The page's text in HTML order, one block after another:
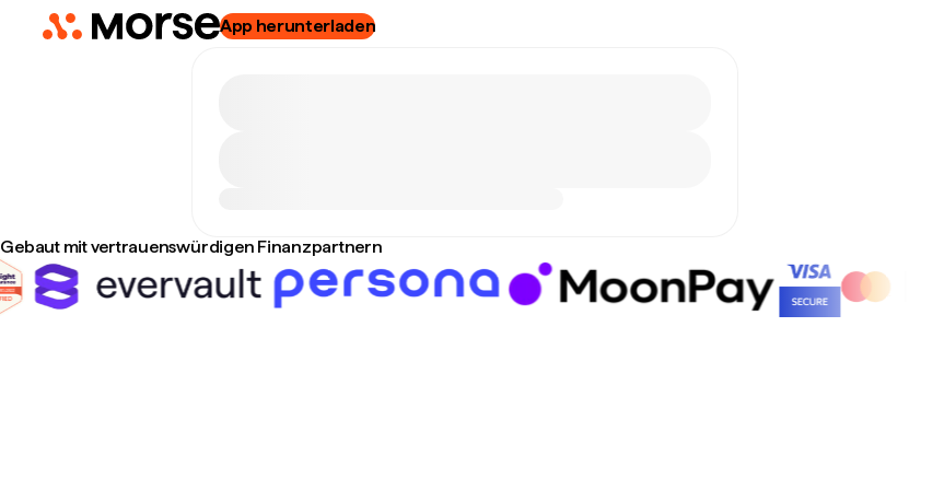
App herunterladen
Gebaut mit vertrauenswürdigen Finanzpartnern